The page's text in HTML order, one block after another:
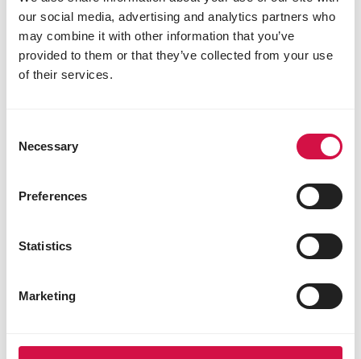
our social media, advertising and analytics partners who
may combine it with other information that you’ve
provided to them or that they’ve collected from your use
of their services.
Selection
Necessary
Preferences
Statistics
Marketing
Reich an Omega-3-Fettsäuren
Opti Life Sensitive basiert auf purem
Lachs. Lachs ist von Natur aus reich an
stärken die natürliche Abwehrkraft,
fördern die allgemeine Gesundheit des
Verdauungssystems. Zusätzlich tragen
glänzenden Fell bei.
Gönnen sie ihrer Katze ein langes und
gesundes Leben!
Sie Ihrer Katze ein Futter, das nicht nur